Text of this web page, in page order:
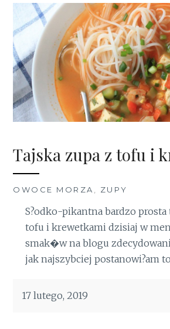
Tajska zupa z tofu i
OWOCE MORZA ZUPY
S?odko-pikantna bardzo prosta
tofu i krewetkami dzisiaj w
smak�w na blogu
jak najszybciej postanowi?am
17 lutego, 2019